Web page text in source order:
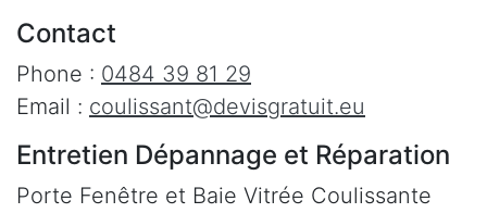
Contact
Phone : 0484 39 81 29
Email : coulissant@devisgratuit.eu
Entretien Dépannage et Réparation
Porte Fenêtre et Baie Vitrée Coulissante